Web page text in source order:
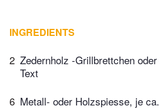
INGREDIENTS
2 Zedernholz -Grillbrettchen
Text
6 Metall- oder Holzspiesse, je